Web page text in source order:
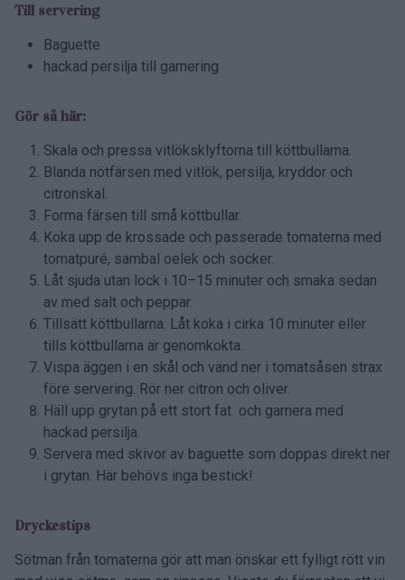
Till servering
Baguette
hackad persilja till garnering
Gör så här:
Skala och pressa vitlöksklyftorna till köttbullarna.
Blanda nötfärsen med vitlök, persilja, kryddor och
citronskal.
Forma färsen till små köttbullar.
Koka upp de krossade och passerade tomaterna med
tomatpuré, sambal oelek och socker.
Låt sjuda utan lock i 10–15 minuter och smaka sedan
av med salt och peppar.
Tillsätt köttbullarna. Låt koka i cirka 10 minuter eller
tills köttbullarna är genomkokta.
Vispa äggen i en skål och vänd ner i tomatsåsen strax
före servering. Rör ner citron och oliver.
Häll upp grytan på ett stort fat och garnera med
hackad persilja.
Servera med skivor av baguette som doppas direkt ner
i grytan. Här behövs inga bestick!
Dryckestips
Sötman från tomaterna gör att man önskar ett fylligt rött vin